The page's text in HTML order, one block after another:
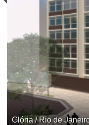
Glória / Rio de